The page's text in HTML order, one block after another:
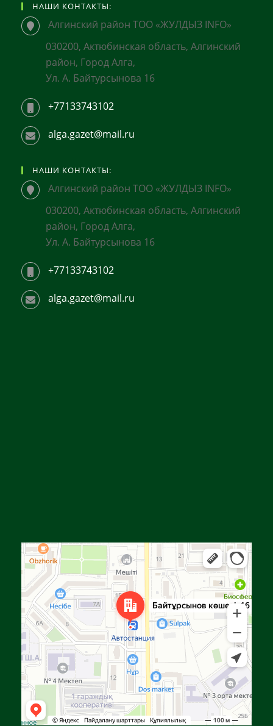
НАШИ КОНТАКТЫ:
Алгинский район ТОО «ЖУЛДЫЗ INFO»
030200, Актюбинская область, Алгинский
район, Город Алга,
Ул. А. Байтурсынова 16
+77133743102
alga.gazet@mail.ru
НАШИ КОНТАКТЫ:
Алгинский район ТОО «ЖУЛДЫЗ INFO»
030200, Актюбинская область, Алгинский
район, Город Алга,
Ул. А. Байтурсынова 16
+77133743102
alga.gazet@mail.ru
Улица Байтурсынова, 16 — Яндекс Карты